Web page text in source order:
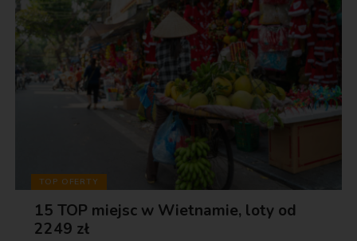
TOP OFERTY
15 TOP miejsc w Wietnamie, loty od
2249 zł